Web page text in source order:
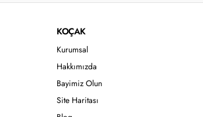
KOÇAK
Kurumsal
Hakkımızda
Bayimiz Olun
Site Haritası